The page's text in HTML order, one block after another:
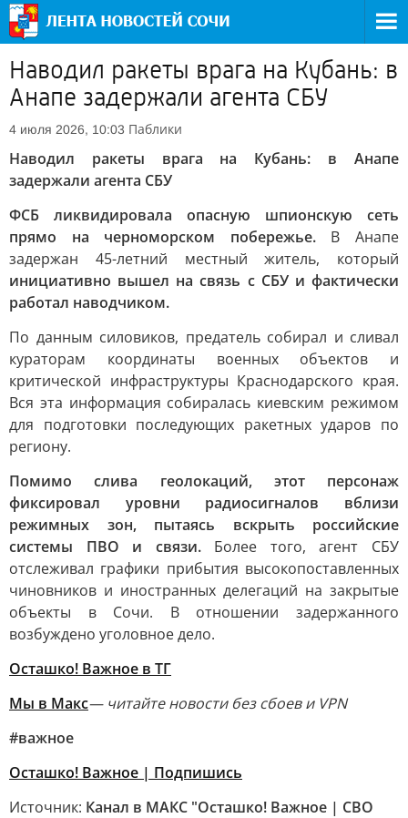
Наводил ракеты врага на Кубань: в
Анапе задержали агента СБУ
4 июля 2026, 10:03 Паблики
Наводил ракеты врага на Кубань: в Анапе
задержали агента СБУ
ФСБ ликвидировала опасную шпионскую сеть
прямо на черноморском побережье.В Анапе
задержан 45-летний местный житель, который
инициативно вышел на связь с СБУ и фактически
работал наводчиком.
По данным силовиков, предатель собирал и сливал
кураторам координаты военных объектов и
критической инфраструктуры Краснодарского края.
Вся эта информация собиралась киевским режимом
для подготовки последующих ракетных ударов по
региону.
Помимо слива геолокаций, этот персонаж
фиксировал уровни радиосигналов вблизи
режимных зон, пытаясь вскрыть российские
системы ПВО и связи.Более того, агент СБУ
отслеживал графики прибытия высокопоставленных
чиновников и иностранных делегаций на закрытые
объекты в Сочи. В отношении задержанного
возбуждено уголовное дело.
Осташко! Важное в ТГ
Мы в Макс— читайте новости без сбоев и VPN
#важное
Осташко! Важное | Подпишись
Источник: Канал в МАКС "Осташко! Важное | СВО